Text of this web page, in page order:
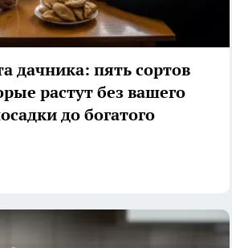
дачника: пять сортов
растут без вашего
до богатого